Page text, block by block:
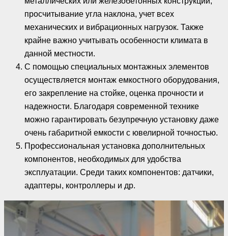
просчитывание угла наклона, учет всех
механических и вибрационных нагрузок. Также
крайне важно учитывать особенности климата в
данной местности.
С помощью специальных монтажных элементов
осуществляется монтаж емкостного оборудования,
его закрепление на стойке, оценка прочности и
надежности. Благодаря современной технике
можно гарантировать безупречную установку даже
очень габаритной емкости с ювелирной точностью.
Профессиональная установка дополнительных
компонентов, необходимых для удобства
эксплуатации. Среди таких компонентов: датчики,
адаптеры, контроллеры и др.